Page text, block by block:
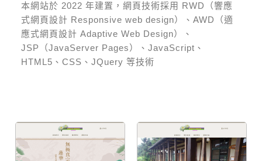
本網站於 2022 年建置，網頁技術採用 RWD（響應
式網頁設計 Responsive web design）、AWD（適
應式網頁設計 Adaptive Web Design）、
JSP（JavaServer Pages）、JavaScript、
HTML5、CSS、JQuery 等技術